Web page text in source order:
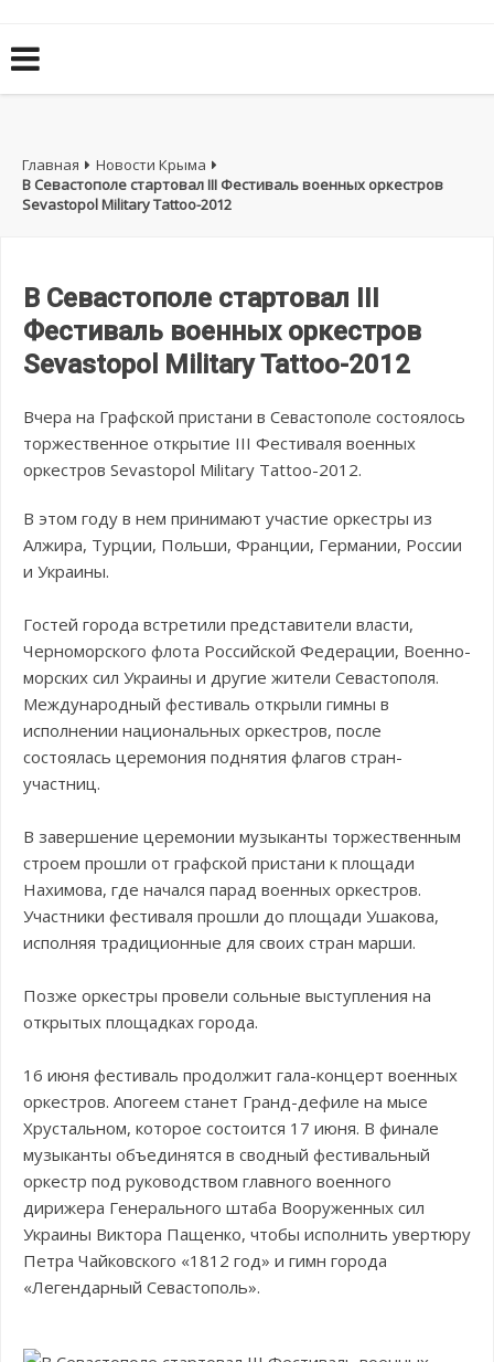
Главная
Новости Крыма
В Севастополе стартовал III Фестиваль военных оркестров
Sevastopol Military Tattoo-2012
В Севастополе стартовал III
Фестиваль военных оркестров
Sevastopol Military Tattoo-2012
Вчера на Графской пристани в Севастополе состоялось
торжественное открытие III Фестиваля военных
оркестров Sevastopol Military Tattoo-2012.
В этом году в нем принимают участие оркестры из
Алжира, Турции, Польши, Франции, Германии, России
и Украины.
Гостей города встретили представители власти,
Черноморского флота Российской Федерации, Военно-
морских сил Украины и другие жители Севастополя.
Международный фестиваль открыли гимны в
исполнении национальных оркестров, после
состоялась церемония поднятия флагов стран-
участниц.
В завершение церемонии музыканты торжественным
строем прошли от графской пристани к площади
Нахимова, где начался парад военных оркестров.
Участники фестиваля прошли до площади Ушакова,
исполняя традиционные для своих стран марши.
Позже оркестры провели сольные выступления на
открытых площадках города.
16 июня фестиваль продолжит гала-концерт военных
оркестров. Апогеем станет Гранд-дефиле на мысе
Хрустальном, которое состоится 17 июня. В финале
музыканты объединятся в сводный фестивальный
оркестр под руководством главного военного
дирижера Генерального штаба Вооруженных сил
Украины Виктора Пащенко, чтобы исполнить увертюру
Петра Чайковского «1812 год» и гимн города
«Легендарный Севастополь».